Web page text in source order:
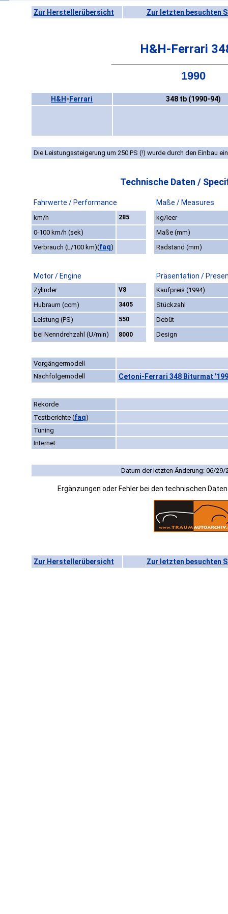
Zur Herstellerübersicht Zur letzten besuchten
H&H-Ferrari
1990
H&H - Ferrari 348 tb (1990-94)
Die Leistungssteigerung um 250 PS (!) wurde durch den Einbau
Technische Daten /
Fahrwerte / Performance Maße / Measures
km/h 285
kg/leer
0-100 km/h (sek)
Maße (mm)
Verbrauch (L/100 km)(faq) Radstand (mm)
Motor / Engine Präsentation /
Zylinder V8
Kaufpreis (1994)
Hubraum (ccm)
3405
Stückzahl
Leistung (PS)
550
Debüt
bei Nenndrehzahl (U/min)
8000 Design
Vorgängermodell
Nachfolgemodell
Cetoni-Ferrari 348 Biturmat
Rekorde
Testberichte (faq)
Tuning
Internet
Datum der letzten Änderung: 06/29/
Ergänzungen oder Fehler bei den technischen
Zur Herstellerübersicht Zur letzten besuchten